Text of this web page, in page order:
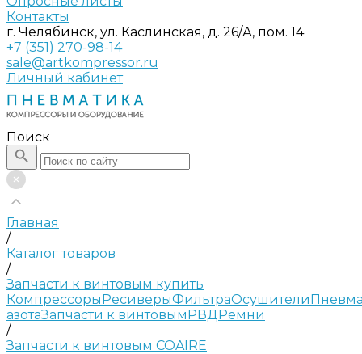
Контакты
г. Челябинск, ул. Каслинская, д. 26/А, пом. 14
+7 (351) 270-98-14
sale@artkompressor.ru
Личный кабинет
Поиск
Главная
/
Каталог товаров
/
Запчасти к винтовым купить
КомпрессорыРесиверыФильтраОсушители
азотаЗапчасти к винтовымРВДРемни
/
Запчасти к винтовым COAIRE